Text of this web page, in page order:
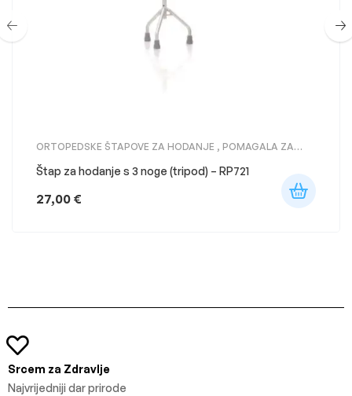
ORTOPEDSKE ŠTAPOVE ZA HODANJE , POMAGALA ZA
Štap za hodanje s 3 noge (tripod) – RP721
27,00 €
Srcem za Zdravlje
Najvrijedniji dar prirode